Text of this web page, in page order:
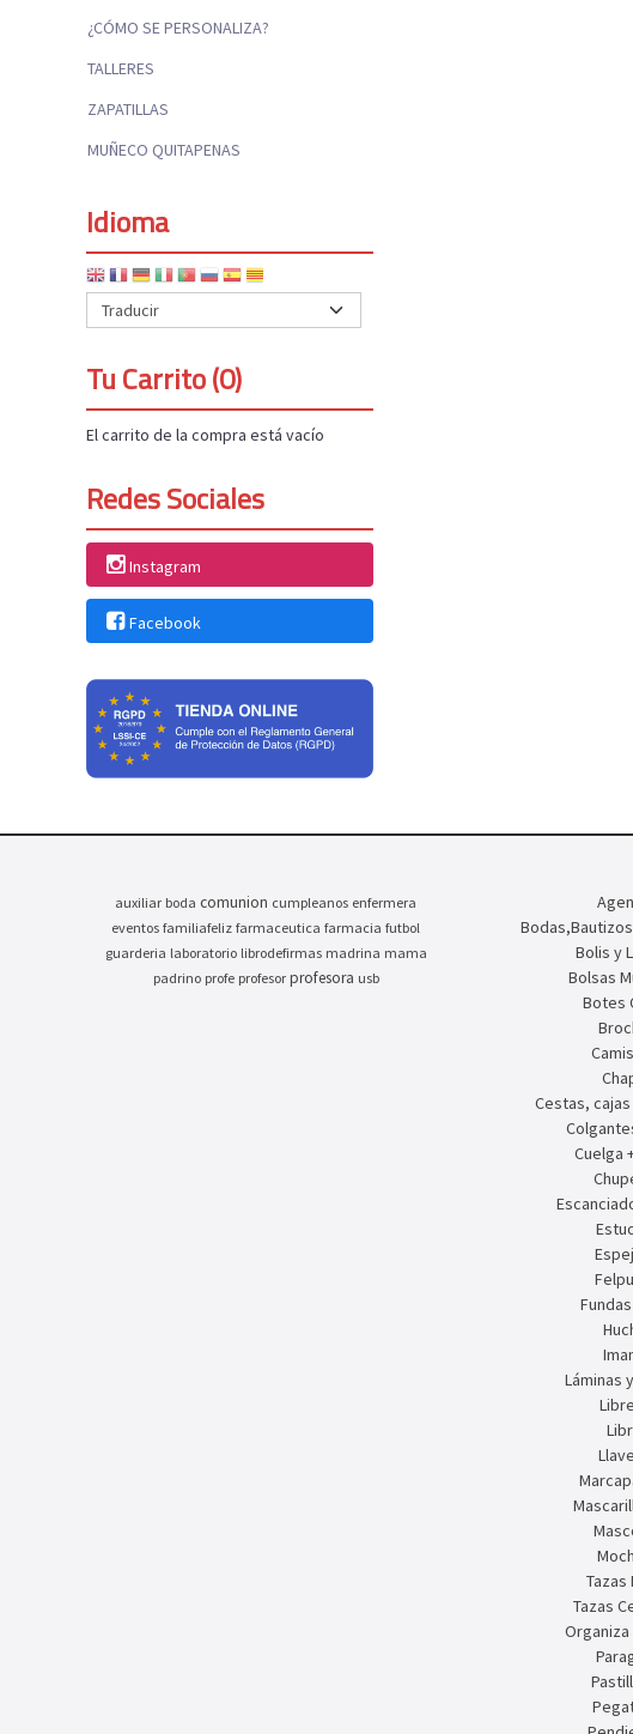
¿CÓMO SE PERSONALIZA?
TALLERES
ZAPATILLAS
MUÑECO QUITAPENAS
Idioma
Tu Carrito (0)
El carrito de la compra está vacío
Redes Sociales
Instagram
Facebook
auxiliar boda comunion cumpleanos enfermera
eventos familiafeliz farmaceutica farmacia futbol
guarderia laboratorio librodefirmas madrina mama
padrino profe profesor profesora usb
Bolis y
Bolsas
Botes
Cestas,
Cuelga
Láminas
Tazas
Tazas